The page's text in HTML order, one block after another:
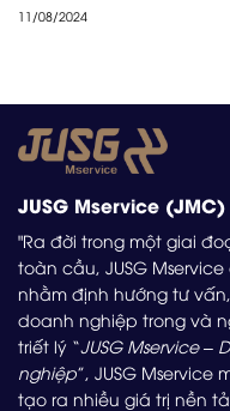
11/08/2024
JUSG Mservice (JMC)
"Ra đời trong một giai
toàn cầu, JUSG
nhằm định hướng tư
doanh nghiệp trong và
triết lý “JUSG Mservice
nghiệp”, JUSG
tạo ra nhiều giá trị nền